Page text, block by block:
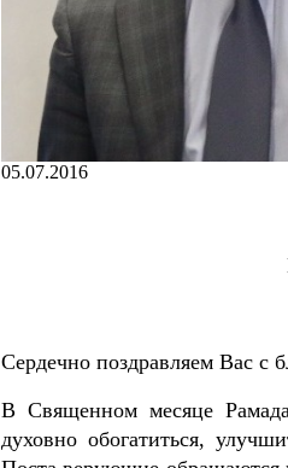
05.07.2016
Сердечно поздравляем Вас с
В Священном месяце
духовно обогатиться,